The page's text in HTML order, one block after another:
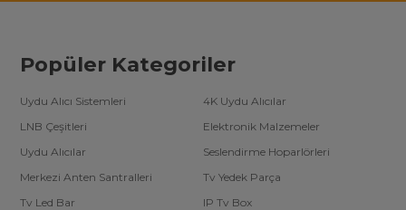
Popüler Kategoriler
Uydu Alıcı Sistemleri
4K Uydu Alıcılar
LNB Çeşitleri
Elektronik Malzemeler
Uydu Alıcılar
Seslendirme Hoparlörleri
Merkezi Anten Santralleri
Tv Yedek Parça
Tv Led Bar
IP Tv Box